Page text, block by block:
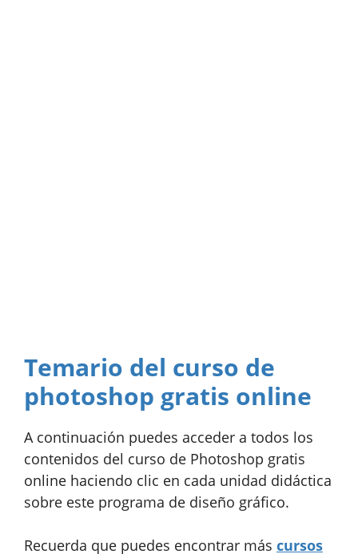
Temario del curso de
photoshop gratis online
A continuación puedes acceder a todos los
contenidos del curso de Photoshop gratis
online haciendo clic en cada unidad didáctica
sobre este programa de diseño gráfico.
Recuerda que puedes encontrar más cursos